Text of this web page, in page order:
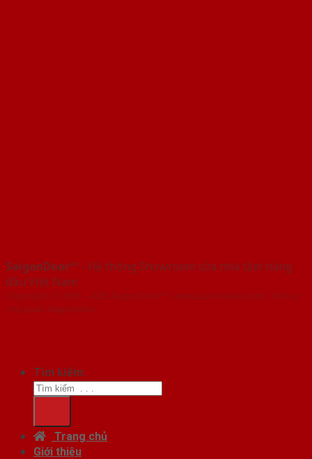
SaigonDoor™ - Hệ thống Showroom cửa nhà tắm hàng
đầu Việt Nam
Copyright ⓒ 2016 – 2026 SaigonDoor™ - www.cuanhatam.com | Đơn vị
chủ quản SaigonDoor
Tìm kiếm:
Trang chủ
Giới thiệu